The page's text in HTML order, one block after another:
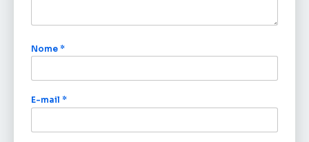
Nome *
E-mail *